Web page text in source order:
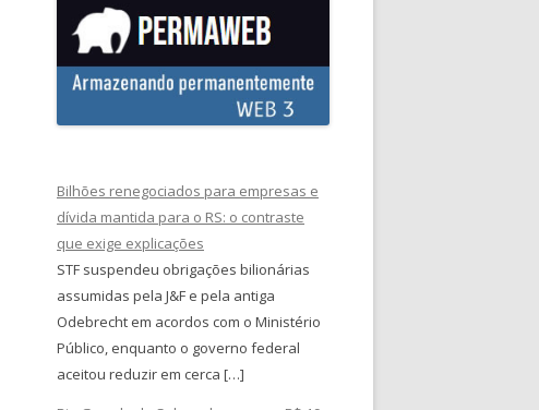
Bilhões renegociados para empresas e
dívida mantida para o RS: o contraste
que exige explicações
STF suspendeu obrigações bilionárias
assumidas pela J&F e pela antiga
Odebrecht em acordos com o Ministério
Público, enquanto o governo federal
aceitou reduzir em cerca […]